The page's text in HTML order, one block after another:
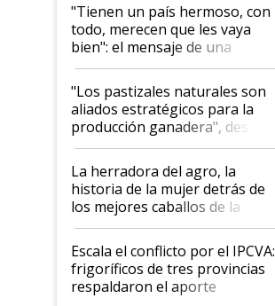
"Tienen un país hermoso, con
todo, merecen que les vaya
bien": el mensaje de una
ganadera uruguaya sobre las
oportunidades que se abren
para el agro en Argentina, con
foco en la carne
"Los pastizales naturales son
aliados estratégicos para la
producción ganadera", destaca
la iniciativa que ya reúne a 46
establecimientos en Argentina
La herradora del agro, la
historia de la mujer detrás de
los mejores caballos de la
Argentina y los mitos que
todavía hacen sufrir a estos
animales: "Mientras me
descalificaban, yo seguí
haciendo currículum"
Escala el conflicto por el IPCVA:
frigoríficos de tres provincias
respaldaron el aporte